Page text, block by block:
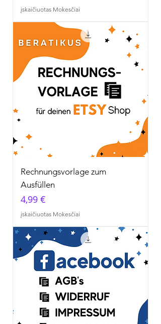
įskaičiuotas Mokesčiai
Rechnungsvorlage zum
Ausfüllen
Kaina
4,99 €
įskaičiuotas Mokesčiai